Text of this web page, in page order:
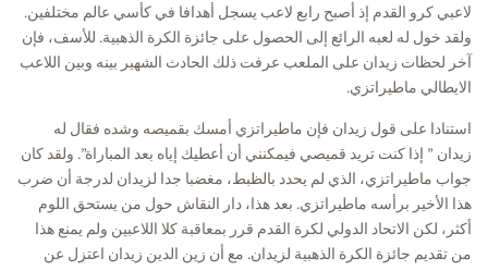
لاعبي كرو القدم إذ أصبح رابع لاعب يسجل أهدافا في كأسي عالم مختلفين.
ولقد خول له لعبه الرائع إلى الحصول على جائزة الكرة الذهبية. للأسف، فإن
آخر لحظات زيدان على الملعب عرفت ذلك الحادث الشهير بينه وبين اللاعب
الايطالي ماطيراتزي.
استنادا على قول زيدان فإن ماطيراتزي أمسك بقميصه وشده فقال له
زيدان ” إذا كنت تريد قميصي فيمكنني أن أعطيك إياه بعد المباراة”. ولقد كان
جواب ماطيراتزي، الذي لم يحدد بالظبط، مغضبا جدا لزيدان لدرجة أن ضرب
هذا الأخير برأسه ماطيراتزي. بعد هذا، دار النقاش حول من يستحق اللوم
أكثر، لكن الاتحاد الدولي لكرة القدم قرر بمعاقبة كلا اللاعبين ولم يمنع هذا
من تقديم جائزة الكرة الذهبية لزيدان. مع أن زين الدين زيدان اعتزل عن